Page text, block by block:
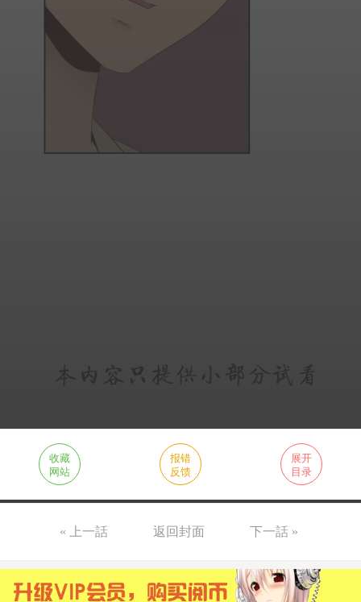
收藏
网站
报错
反馈
展开
目录
« 上一話 返回封面 下一話 »